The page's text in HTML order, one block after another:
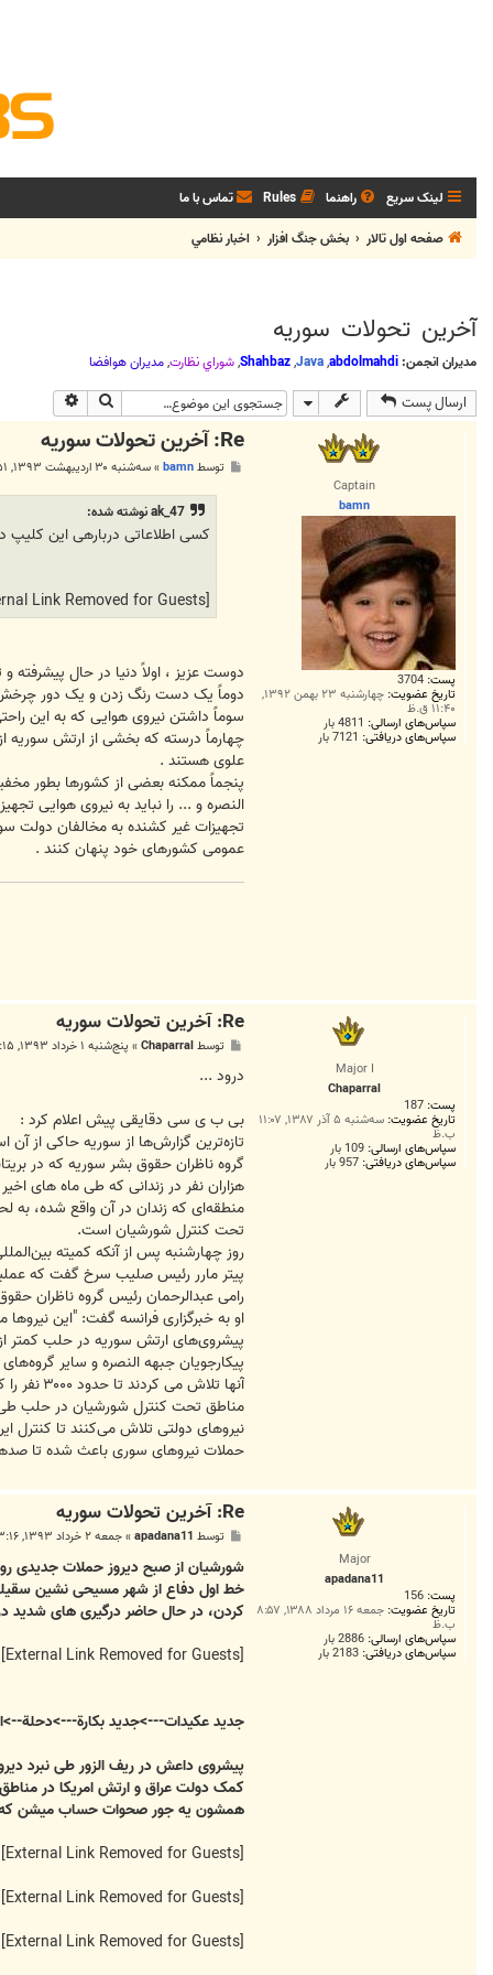
لینک سریع راهنما Rules
تماس با ما
صفحه اول تالار
بخش جنگ افزار اخبار نظامي
آخرين تحولات سوريه
مدیران انجمن: abdolmahdi
,
Java
,
Shahbaz
,شوراي نظارت,مديران هوافضا
ارسال پست جستجو
Captain
bamn
پست: 3704
تاریخ عضویت: چهارشنبه ۲۳ بهمن ۱۳۹۲,
۱۱:۴۰ ق.ظ
سپاس‌های ارسالی: 4811 بار
سپاس‌های دریافتی: 7121 بار
Re: آخرين تحولات سوريه
توسطbamn
»سه‌شنبه ۳۰ اردیبهشت ۱۳۹۳, ۱۱:۵۱ ق.ظ
ak_47 نوشته شده:
کسی اطلاعاتی دربارهی این کلیپ
[External Link Removed for Guests]
دوست عزیز ، اولاً دنیا در حال
دوماً یک دست رنگ زدن و یک دور چرخش
سوماً داشتن نیروی هوایی که به این
چهارماً درسته که بخشی از ارتش سوریه
علوی هستند .
پنجماً ممکنه بعضی از کشورها بطور
النصره و ... را نباید به نیروی هوایی
تجهیزات غیر کشنده به مخالفان دولت
عمومی کشورهای خود پنهان کنند .
Major I
Chaparral
پست: 187
تاریخ عضویت: سه‌شنبه ۵ آذر ۱۳۸۷, ۱۱:۰۷
ب.ظ
سپاس‌های ارسالی: 109 بار
سپاس‌های دریافتی: 957 بار
Re: آخرين تحولات سوريه
ت
توسطChaparral
» پنج‌شنبه ۱ خرداد ۱۳۹۳, ۴:۱۵ ب.ظ
درود ...
بی ب ی سی دقایقی پیش اعلام کرد :
تازه‌ترین گزارش‌ها از سوریه حاکی از
گروه ناظران حقوق بشر سوریه که در
هزاران نفر در زندانی که طی ماه های
منطقه‌ای که زندان در آن واقع شده، به
تحت کنترل شورشیان است.
روز چهارشنبه پس از آنکه کمیته بین‌المللی صلیب سرخ
پیتر مارر رئیس صلیب سرخ گفت که
رامی عبدالرحمان رئیس گروه ناظران
او به خبرگزاری فرانسه گفت: "این
پیشروی‌های ارتش سوریه در حلب کمتر
پیکارجویان جبهه النصره و سایر گروه‌های شورشی اسلامگرا در
آنها تلاش می کردند تا حدود ۳۰۰۰ نفر را که اکنون در این زندان محبوس هستند، آزاد کنند.
مناطق تحت کنترل شورشیان در حلب طی
نیروهای دولتی تلاش می‌کنند تا کنترل
حملات نیروهای سوری باعث شده تا
Major
apadana11
پست: 156
تاریخ عضویت: جمعه ۱۶ مرداد ۱۳۸۸, ۸:۵۷
ب.ظ
سپاس‌های ارسالی: 2886 بار
سپاس‌های دریافتی: 2183 بار
Re: آخرين تحولات سوريه
ت
توسط apadana11
»جمعه ۲ خرداد ۱۳۹۳, ۳:۱۶ ق.ظ
شورشیان از صبح دیروز حملات جدیدی
خط اول دفاع از شهر مسیحی نشین
کردن، در حال حاضر درگیری های شدید
[External Link Removed for Guests]
جديد عكيدات--->جديد بكارة--->دحلة--
پیشروی داعش در ریف الزور طی نبرد
کمک دولت عراق و ارتش امریکا در
همشون یه جور صحوات حساب میشن که
[External Link Removed for Guests]
[External Link Removed for Guests]
[External Link Removed for Guests]